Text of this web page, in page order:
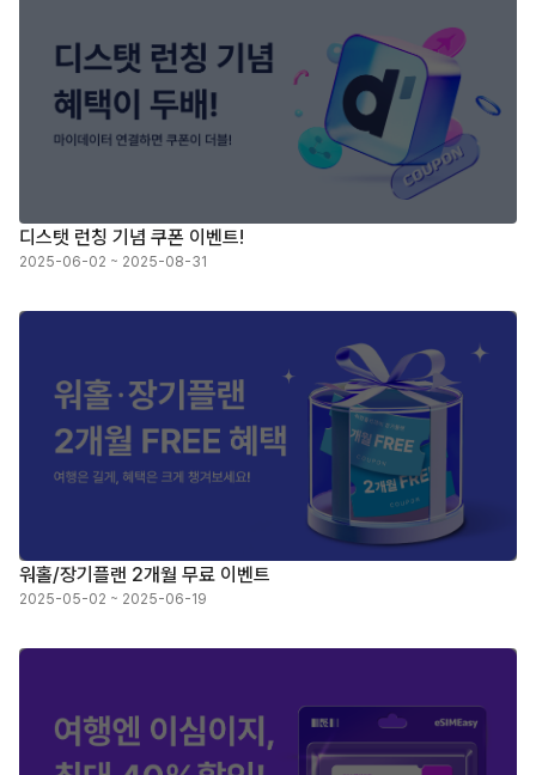
디스탯 런칭 기념 쿠폰 이벤트!
2025-06-02 ~ 2025-08-31
워홀/장기플랜 2개월 무료 이벤트
2025-05-02 ~ 2025-06-19